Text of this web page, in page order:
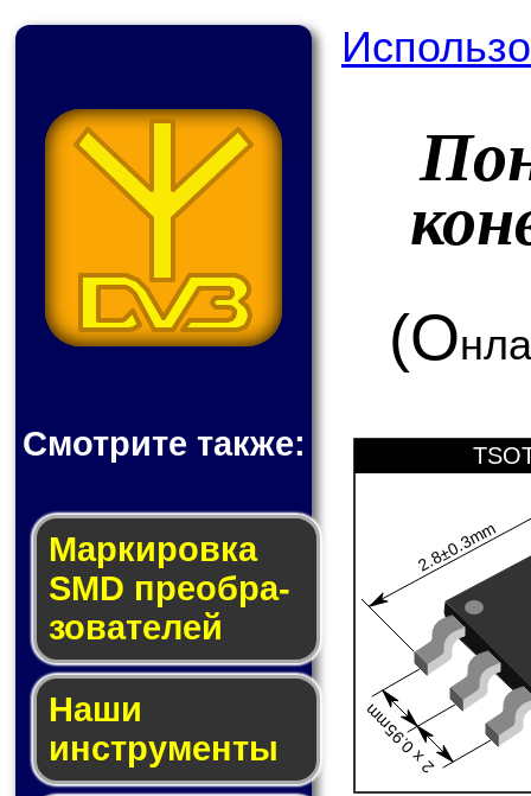
Смотрите также:
Мар­ки­ров­ка
SMD пре­об­ра­
зо­ва­те­лей
Наши
инструменты
(О
2.8±0.3mm
2 x 0.95mm